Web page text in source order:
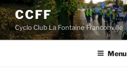
Aller
au
contenu
principal
CCFF
Cyclo Club La Fontaine Franconville
Menu